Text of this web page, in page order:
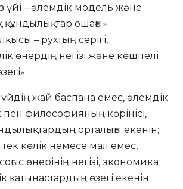
үйі – әлемдік модель және
құндылықтар ошағы»
– рухтың серігі,
өнердің негізі және көшпелі
жай баспана емес, әлемдік
пен философияның көрінісі,
орталығы екенін;
көлік немесе мал емес,
өнерінің негізі, экономика
қатынастардың өзегі екенін